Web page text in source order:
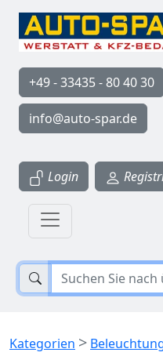
+49 - 33435 - 80 40 30
info@auto-spar.de
Login
Kategorien >